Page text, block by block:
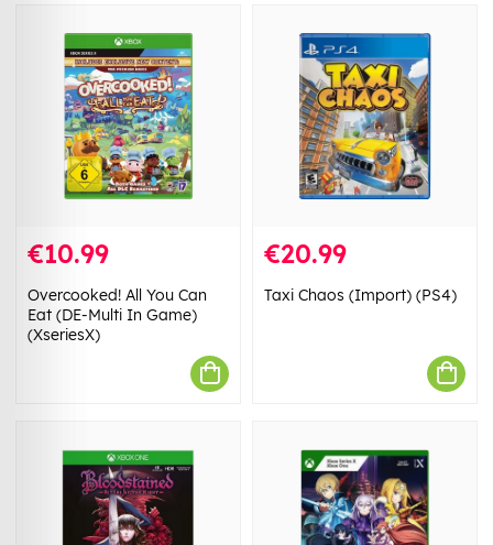
€10.99
Overcooked! All You Can
Eat (DE-Multi In Game)
(XseriesX)
€20.99
Taxi Chaos (Import) (PS4)